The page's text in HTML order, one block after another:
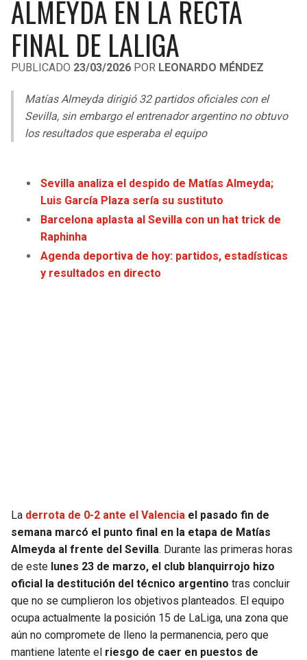
LIGA DE EXPANSIÓN MX
LEAGUES CUP
UEFA EUROPA LEAGUE
UEFA CONFERENCE LEAGUE
MLS
COPA LIBERTADORES
COPA SUDAMERICANA
OTRAS LIGAS
RAIDERS
CHARGERS
RAVENS
CARDINALS
RAMS
49ERS
SEAHAWKS
CAVALIERS
PISTONS
PACERS
MAVERICKS
ROCKETS
GRIZZLIES
PELICANS
ALMEYDA EN LA RECTA
FINAL DE LALIGA
PUBLICADO 23/03/2026 POR LEONARDO MÉNDEZ
Matías Almeyda dirigió 32 partidos oficiales con el
Sevilla, sin embargo el entrenador argentino no obtuvo
los resultados que esperaba el equipo
Sevilla analiza el despido de Matías Almeyda;
Luis García Plaza sería su sustituto
Barcelona aplasta al Sevilla con un hat trick de
Raphinha
Agenda deportiva de hoy: partidos, estadísticas
y resultados en directo
La derrota de 0-2 ante el Valencia el pasado fin de
semana marcó el punto final en la etapa de Matías
Almeyda al frente del Sevilla. Durante las primeras horas
de este lunes 23 de marzo, el club blanquirrojo hizo
oficial la destitución del técnico argentino tras concluir
que no se cumplieron los objetivos planteados. El equipo
ocupa actualmente la posición 15 de LaLiga, una zona que
aún no compromete de lleno la permanencia, pero que
mantiene latente el riesgo de caer en puestos de